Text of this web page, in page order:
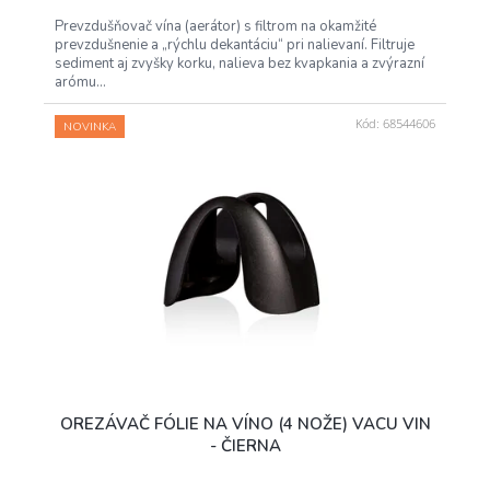
Prevzdušňovač vína (aerátor) s filtrom na okamžité
prevzdušnenie a „rýchlu dekantáciu“ pri nalievaní. Filtruje
sediment aj zvyšky korku, nalieva bez kvapkania a zvýrazní
arómu...
NOVINKA
OREZÁVAČ FÓLIE NA VÍNO (4 NOŽE) VACU VIN
- ČIERNA
Kód: 68544606